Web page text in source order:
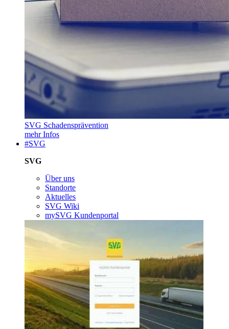
SVG Schadensprävention
mehr Infos
#SVG
SVG
Über uns
Standorte
Aktuelles
SVG Wiki
mySVG Kundenportal